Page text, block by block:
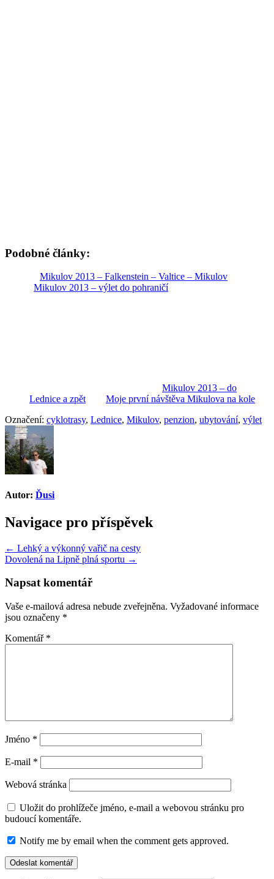
Podobné články:
Mikulov 2013 – Falkenstein – Valtice – Mikulov
Mikulov 2013 – výlet do pohraničí
Mikulov 2013 – do
Lednice a zpět
Moje první návštěva Mikulova na kole
Označení: cyklotrasy, Lednice, Mikulov, penzion, ubytování, výlet
Autor: Ďusi
Navigace pro příspěvek
← Lehký a výkonný vařič na cesty
Dovolená na Lipně plná sportu →
Napsat komentář
Vaše e-mailová adresa nebude zveřejněna. Vyžadované informace
jsou označeny *
Komentář *
Jméno *
E-mail *
Webová stránka
Uložit do prohlížeče jméno, e-mail a webovou stránku pro
budoucí komentáře.
Notify me by email when the comment gets approved.